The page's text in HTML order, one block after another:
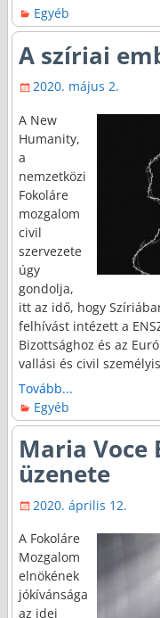
Egyéb
A szíriai
2020. május 2.
A New
Humanity,
a
nemzetközi
Fokoláre
mozgalom
civil
szervezete
úgy
gondolja,
itt az idő, hogy
felhívást intézett a
Bizottsághoz és az
vallási és civil
Tovább...
Egyéb
Maria Voce
üzenete
2020. április 12.
A Fokoláre
Mozgalom
elnökének
jókívánsága
az idei